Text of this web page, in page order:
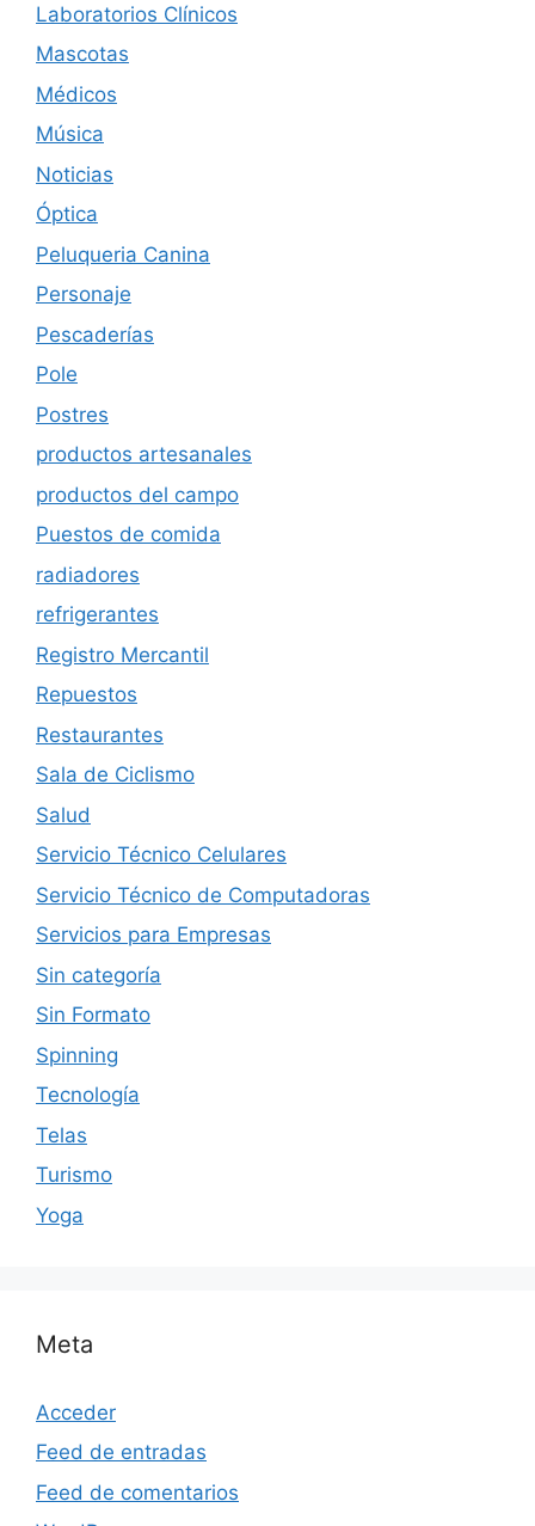
Laboratorios Clínicos
Mascotas
Médicos
Música
Noticias
Óptica
Peluqueria Canina
Personaje
Pescaderías
Pole
Postres
productos artesanales
productos del campo
Puestos de comida
radiadores
refrigerantes
Registro Mercantil
Repuestos
Restaurantes
Sala de Ciclismo
Salud
Servicio Técnico Celulares
Servicio Técnico de Computadoras
Servicios para Empresas
Sin categoría
Sin Formato
Spinning
Tecnología
Telas
Turismo
Yoga
Meta
Acceder
Feed de entradas
Feed de comentarios